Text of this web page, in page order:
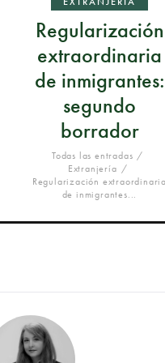
Regularización
extraordinaria
de inmigrantes:
segundo
borrador
Todas las entradas
Extranjería
Regularización extraordinaria
de inmigrantes...